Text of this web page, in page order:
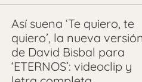
Así suena ‘Te quiero, te
quiero’, la nueva versión
de David Bisbal para
‘ETERNOS’: videoclip y